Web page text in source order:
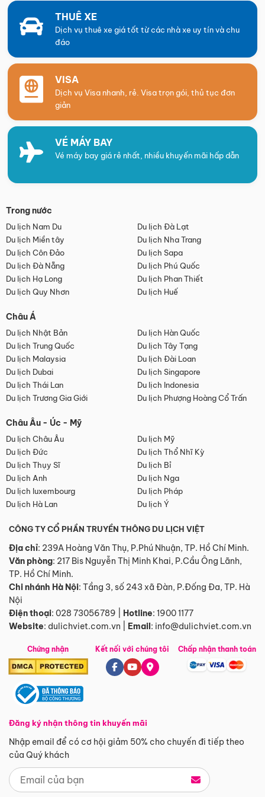
THUÊ XE
Dịch vụ thuê xe giá tốt từ các nhà xe uy tín và chu
đáo
VISA
Dịch vụ Visa nhanh, rẻ. Visa trọn gói, thủ tục đơn
giản
VÉ MÁY BAY
Vé máy bay giá rẻ nhất, nhiều khuyến mãi hấp dẫn
Trong nước
Du lịch Nam Du
Du lịch Đà Lạt
Du lịch Miền tây
Du lịch Nha Trang
Du lịch Côn Đảo
Du lịch Sapa
Du lịch Đà Nẵng
Du lịch Phú Quốc
Du lịch Hạ Long
Du lịch Phan Thiết
Du lịch Quy Nhơn
Du lịch Huế
Châu Á
Du lịch Nhật Bản
Du lịch Hàn Quốc
Du lịch Trung Quốc
Du lịch Tây Tạng
Du lịch Malaysia
Du lịch Đài Loan
Du lịch Dubai
Du lịch Singapore
Du lịch Thái Lan
Du lịch Indonesia
Du lịch Trương Gia Giới
Du lịch Phượng Hoàng Cổ Trấn
Châu Âu - Úc - Mỹ
Du lịch Châu Âu
Du lịch Mỹ
Du lịch Đức
Du lịch Thổ Nhĩ Kỳ
Du lịch Thụy Sĩ
Du lịch Bỉ
Du lịch Anh
Du lịch Nga
Du lịch luxembourg
Du lịch Pháp
Du lịch Hà Lan
Du lịch Ý
CÔNG TY CỔ PHẦN TRUYỀN THÔNG DU LỊCH VIỆT
Địa chỉ: 239A Hoàng Văn Thụ, P.Phú Nhuận, TP. Hồ Chí Minh.
Văn phòng: 217 Bis Nguyễn Thị Minh Khai, P.Cầu Ông Lãnh,
TP. Hồ Chí Minh.
Chi nhánh Hà Nội: Tầng 3, số 243 xã Đàn, P.Đống Đa, TP. Hà
Nội
Điện thoại: 028 73056789 Hotline: 1900 1177
Website: dulichviet.com.vn Email: info@dulichviet.com.vn
Chứng nhận
Đăng ký nhận thông tin khuyến mãi
Nhập email để có cơ hội giảm 50% cho chuyến đi tiếp theo
của Quý khách
Kết nối với chúng tôi Chấp nhận thanh toán